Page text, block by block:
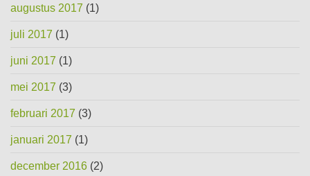
augustus 2017 (1)
juli 2017 (1)
juni 2017 (1)
mei 2017 (3)
februari 2017 (3)
januari 2017 (1)
december 2016 (2)